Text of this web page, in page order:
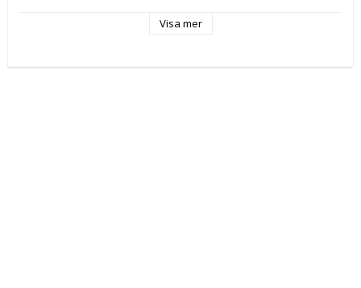
Blixtlås
Visa mer